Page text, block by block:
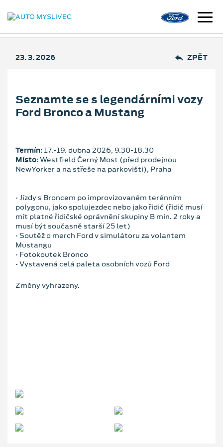
23. 3. 2026 ZPĚT
Seznamte se s legendárními vozy
Ford Bronco a Mustang
Termín: 17.‑19. dubna 2026, 9.30‑18.30
Místo: Westfield Černý Most (před prodejnou
NewYorker a na střeše na parkovišti), Praha
• Jízdy s Broncem po improvizovaném terénním
polygonu, jako spolujezdec nebo jako řidič (řidič musí
mít platné řidičské oprávnění skupiny B min. 2 roky a
musí být současně starší 25 let)
• Soutěž o merch Ford v simulátoru za volantem
Mustangu
• Fotokoutek Bronco
• Vystavená celá paleta osobních vozů Ford
Změny vyhrazeny.